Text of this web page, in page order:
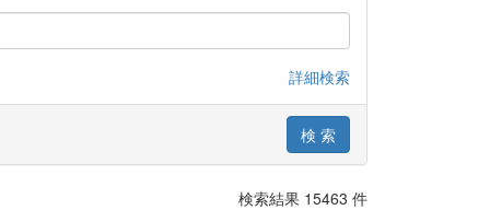
詳細検索
検索結果 15463 件